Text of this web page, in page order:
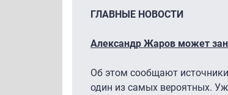
ГЛАВНЫЕ НОВОСТИ
Александр Жаров может
Об этом сообщают
один из самых вероятных.